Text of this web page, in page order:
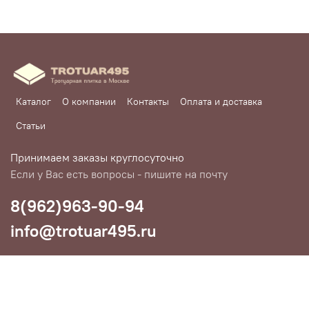
Каталог О компании Контакты
Оплата и доставка
Статьи
Принимаем заказы круглосуточно
Если у Вас есть вопросы - пишите на почту
8(962)963-90-94
info@trotuar495.ru